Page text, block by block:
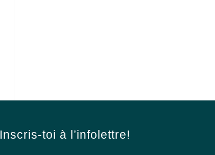
Inscris-toi à l’infolettre!